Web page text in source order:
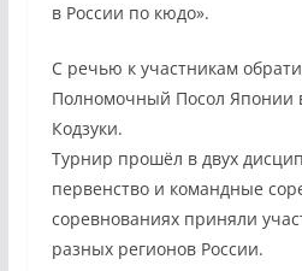
в России по кюдо».
С речью к участникам
Полномочный Посол Японии
Кодзуки.
Турнир прошёл в двух
первенство и командные
соревнованиях приняли
разных регионов России.